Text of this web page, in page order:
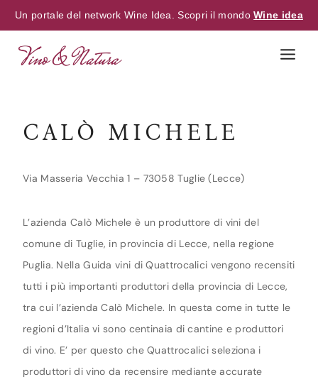
Un portale del network Wine Idea. Scopri il mondoWine idea
CALÒ MICHELE
Via Masseria Vecchia 1 – 73058 Tuglie (Lecce)
L’azienda Calò Michele è un produttore di vini del
comune di Tuglie, in provincia di Lecce, nella regione
Puglia. Nella Guida vini di Quattrocalici vengono recensiti
tutti i più importanti produttori della provincia di Lecce,
tra cui l’azienda Calò Michele. In questa come in tutte le
regioni d’Italia vi sono centinaia di cantine e produttori
di vino. E’ per questo che Quattrocalici seleziona i
produttori di vino da recensire mediante accurate